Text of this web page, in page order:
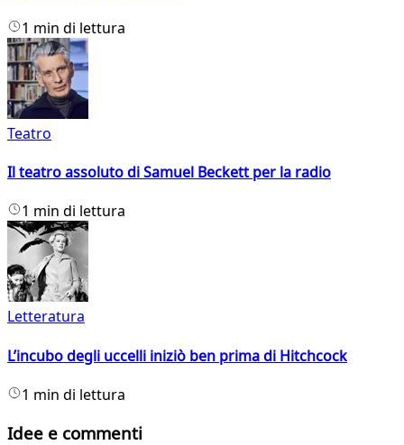
1 min di lettura
Teatro
Il teatro assoluto di Samuel Beckett per la radio
1 min di lettura
Letteratura
L’incubo degli uccelli iniziò ben prima di Hitchcock
1 min di lettura
Idee e commenti